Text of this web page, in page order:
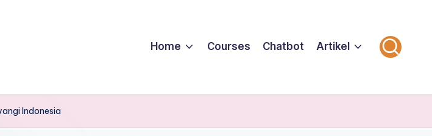
Home Courses Chatbot Artikel
Indonesia